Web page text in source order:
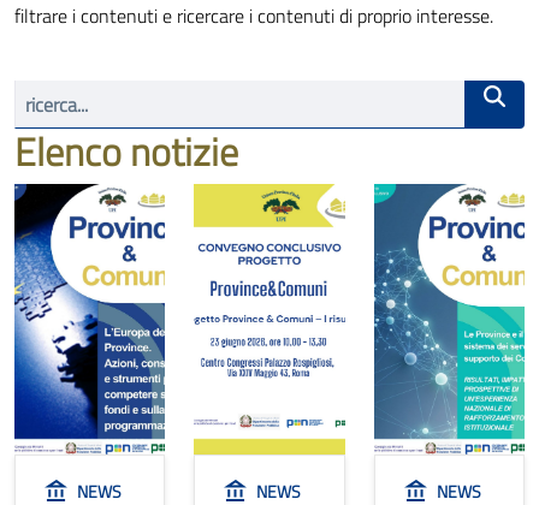
filtrare i contenuti e ricercare i contenuti di proprio interesse.
Elenco notizie
NEWS NEWS NEWS